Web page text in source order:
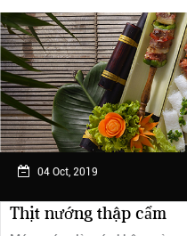
Have
Ngày trải
04 Oct, 2019
Thịt nướng thập cẩm